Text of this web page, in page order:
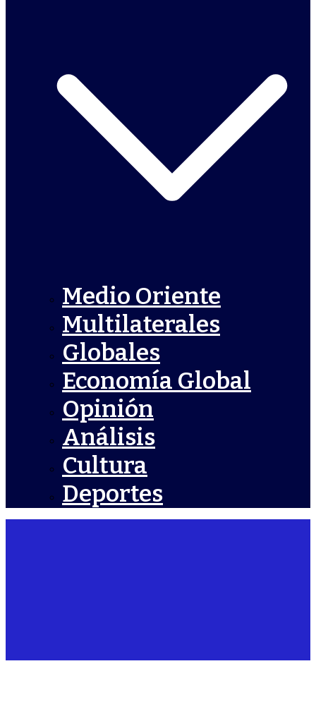
Medio Oriente
Multilaterales
Globales
Economía Global
Opinión
Análisis
Cultura
Deportes